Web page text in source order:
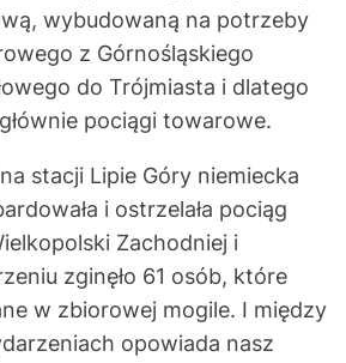
wybudowaną na potrzeby
z Górnośląskiego
do Trójmiasta i dlatego
pociągi towarowe.
stacji Lipie Góry niemiecka
i ostrzelała pociąg
Zachodniej i
zginęło 61 osób, które
w zbiorowej mogile. I między
opowiada nasz